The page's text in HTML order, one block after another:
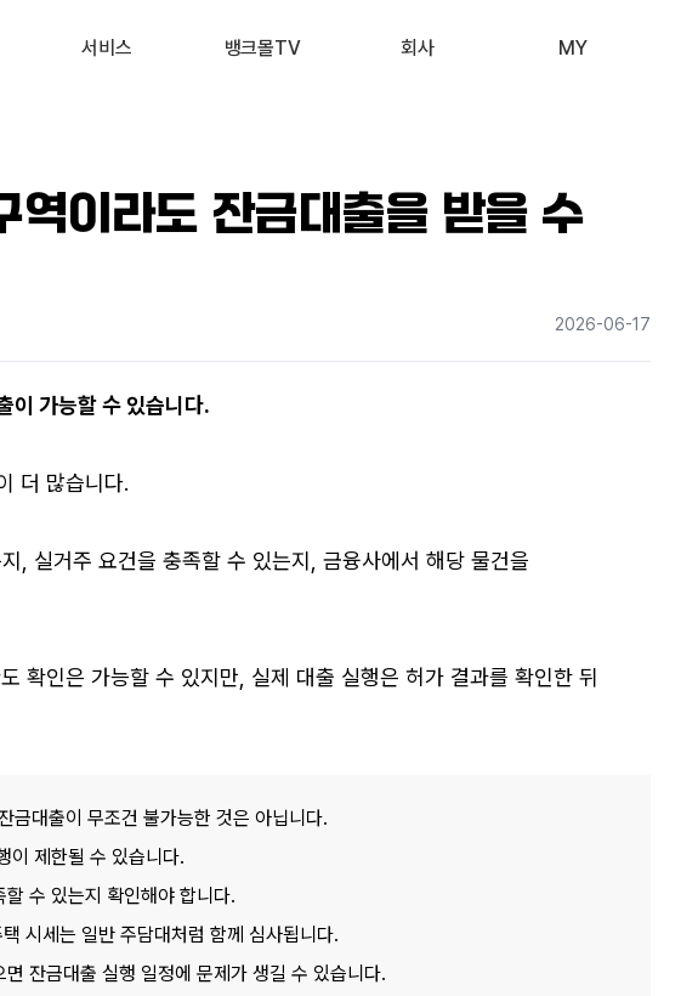
서비스 뱅크몰TV 회사 MY
투자 상품비교 뉴스 고객 후기 자주하는 질문
실시간 상담
역이라도 잔금대출을 받을 수
2026-06-17
이 가능할 수 있습니다.
더 많습니다.
, 실거주 요건을 충족할 수 있는지, 금융사에서 해당 물건을
확인은 가능할 수 있지만, 실제 대출 실행은 허가 결과를 확인한 뒤
금대출이 무조건 불가능한 것은 아닙니다.
이 제한될 수 있습니다.
수 있는지 확인해야 합니다.
시세는 일반 주담대처럼 함께 심사됩니다.
잔금대출 실행 일정에 문제가 생길 수 있습니다.